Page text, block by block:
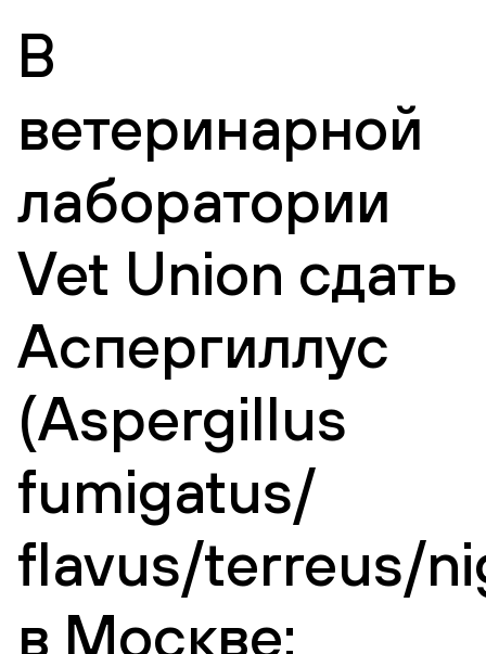
В
ветеринарной
лаборатории
Vet Union сдать
Аспергиллус
(Aspergillus
fumigatus/
flavus/terreus/
в Москве: